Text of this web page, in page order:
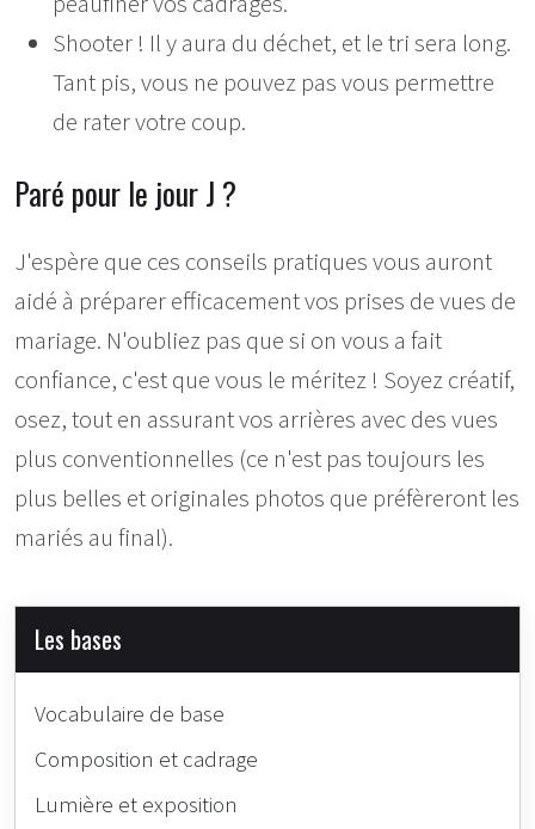
Shooter ! Il y aura du déchet, et le tri sera long.
Tant pis, vous ne pouvez pas vous permettre
de rater votre coup.
Paré pour le jour J ?
J'espère que ces conseils pratiques vous auront
aidé à préparer efficacement vos prises de vues de
mariage. N'oubliez pas que si on vous a fait
confiance, c'est que vous le méritez ! Soyez créatif,
osez, tout en assurant vos arrières avec des vues
plus conventionnelles (ce n'est pas toujours les
plus belles et originales photos que préfèreront les
mariés au final).
Les bases
Vocabulaire de base
Composition et cadrage
Lumière et exposition